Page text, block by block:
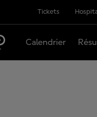
Tickets
Calendrier